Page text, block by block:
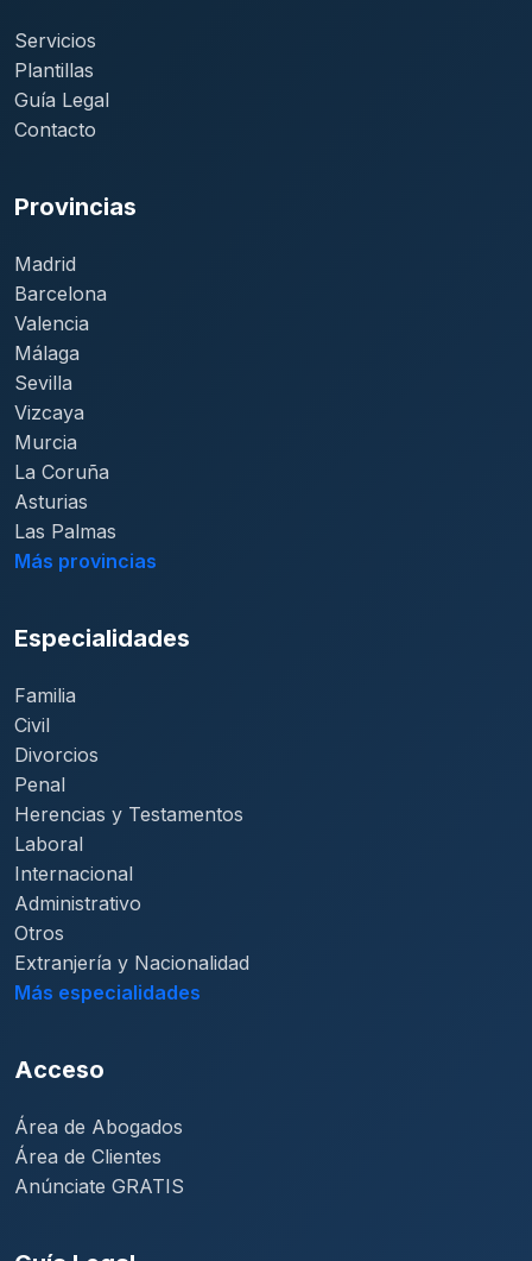
Servicios
Plantillas
Guía Legal
Contacto
Provincias
Madrid
Barcelona
Valencia
Málaga
Sevilla
Vizcaya
Murcia
La Coruña
Asturias
Las Palmas
Más provincias
Especialidades
Familia
Civil
Divorcios
Penal
Herencias y Testamentos
Laboral
Internacional
Administrativo
Otros
Extranjería y Nacionalidad
Más especialidades
Acceso
Área de Abogados
Área de Clientes
Anúnciate GRATIS